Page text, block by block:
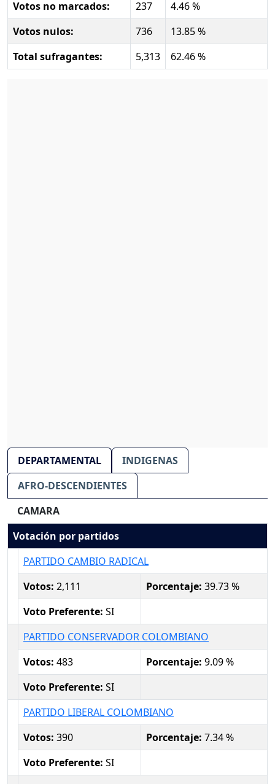
Votos no marcados:
237
4.46 %
Votos nulos:
736
13.85 %
Total sufragantes:
5,313 62.46 %
DEPARTAMENTAL
INDIGENAS
AFRO-DESCENDIENTES
CAMARA
Votación por partidos
PARTIDO CAMBIO RADICAL
Votos: 2,111 Porcentaje: 39.73 %
Voto Preferente: SI
PARTIDO CONSERVADOR COLOMBIANO
Votos: 483 Porcentaje: 9.09 %
Voto Preferente: SI
PARTIDO LIBERAL COLOMBIANO
Votos: 390 Porcentaje: 7.34 %
Voto Preferente: SI